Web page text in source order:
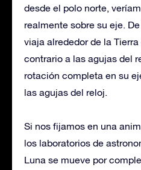
desde el polo norte,
realmente sobre su eje.
viaja alrededor de la
contrario a las agujas del
rotación completa en su
las agujas del reloj.
Si nos fijamos en una
los laboratorios de
Luna se mueve por